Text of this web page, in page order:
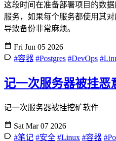
这段时间在准备部署项目的数
服务，如果每个服务都使用其对
导致备份非常麻烦。
Fri Jun 05 2026
#容器 #Postgres #DevOps
记一次服务器被挂恶
记一次服务器被挂挖矿软件
Sat Mar 07 2026
#笔记 #安全 #Linux #容器